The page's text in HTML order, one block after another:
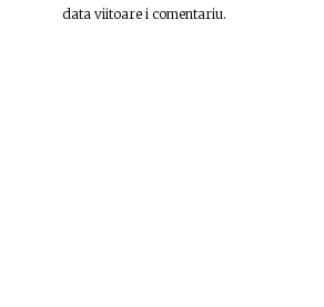
data viitoare i comentariu.